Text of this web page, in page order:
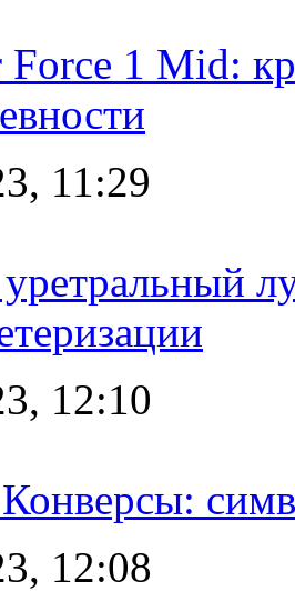
1 Mid:
11:29
уретральный
12:10
12:08